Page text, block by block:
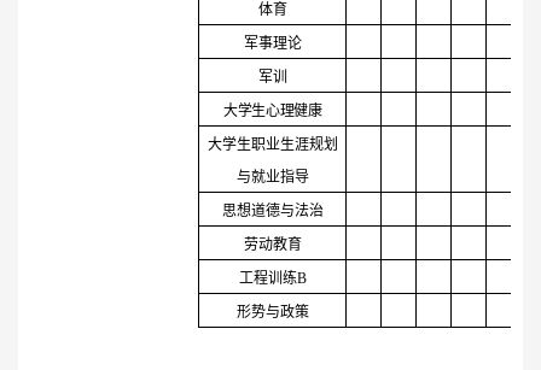
体育
军事理论
军训
大学生心理健康
大学生职业生涯规划
与就业指导
思想道德与法治
劳动教育
工程训练B
形势与政策